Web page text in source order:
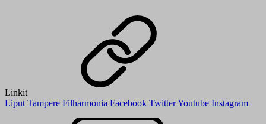
Linkit
Liput Tampere Filharmonia Facebook TwitterYoutube Instagram